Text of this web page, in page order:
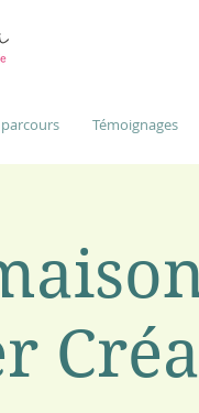
Témoignages